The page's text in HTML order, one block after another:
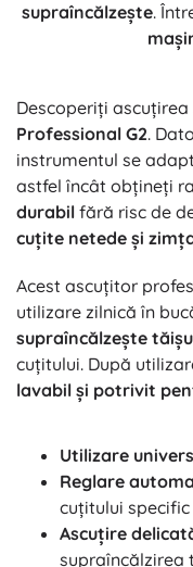
supraîncălzește.
Descoperiți
Professional G2.
instrumentul se
astfel încât obțineți
durabil fără risc de
cuțite netede și
Acest ascuțitor
utilizare zilnică în
supraîncălzește
cuțitului. După
lavabil și potrivit
Utilizare
Reglare
cuțitului specific
Ascuțire
supraîncălzirea